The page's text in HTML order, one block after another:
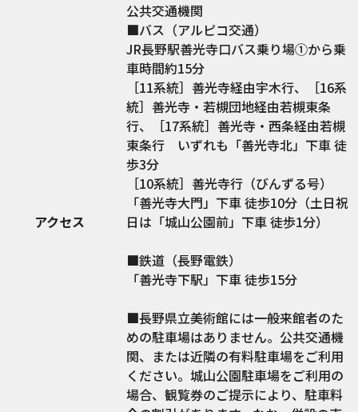
アクセス
公共交通機関
■バス（アルピコ交通）
JR長野駅善光寺口バス乗り場①から乗
車時間約15分
［11系統］善光寺経由宇木行、［16系
統］善光寺・若槻団地経由若槻東条
行、［17系統］善光寺・西条経由若槻
東条行 いずれも「善光寺北」下車 徒
歩3分
［10系統］善光寺行（びんずる号）
「善光寺大門」下車 徒歩10分（土日祝
日は「城山公園前」下車 徒歩1分）
■鉄道（長野電鉄）
「善光寺下駅」下車 徒歩15分
■長野県立美術館には一般来館者のた
めの駐車場はありません。公共交通機
関、または近隣の有料駐車場をご利用
ください。城山公園駐車場をご利用の
場合、観覧券のご提示により、駐車料